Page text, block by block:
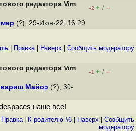
редактора Vim
–2 + / –
(?), 29-Июн-22, 16:29
Правка| Наверх Cообщить модератору
редактора Vim
–1 + / –
Майор (?), 30-
наше все!
Правка| К родителю #6 Наверх
Cообщить
модератору